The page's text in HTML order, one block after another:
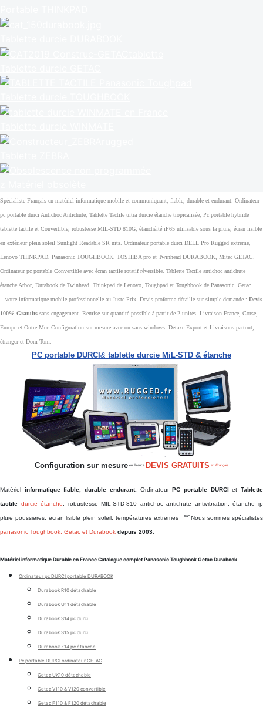
Spécialiste Français en matériel informatique mobile et communiquant, fiable, durable et endurant. Ordinateur
pc portable durci Antichoc Antichute, Tablette Tactile ultra durcie étanche tropicalisée, Pc portable hybride
tablette tactile et Convertible, robustesse MIL-STD 810G, étanchéité iP65 utilisable sous la pluie, écran lisible
en extérieur plein soleil Sunlight Readable SR nits. Ordinateur portable durci DELL Pro Rugged extreme,
Lenovo THINKPAD, Panasonic TOUGHBOOK, TOSHIBA pro et Twinhead DURABOOK, Mitac GETAC.
Ordinateur pc portable Convertible avec écran tactile rotatif réversible. Tablette Tactile antichoc antichute
étanche Arbor, Durabook de Twinhead, Thinkpad de Lenovo, Toughpad et Toughbook de Panasonic, Getac
...votre informatique mobile professionnelle au Juste Prix. Devis proforma détaillé sur simple demande : Devis
100% Gratuits sans engagement. Remise sur quantité possible à partir de 2 unités. Livraison France, Corse,
Europe et Outre Mer. Configuration sur-mesure avec ou sans windows. Détaxe Export et Livraisons partout,
étranger et Dom Tom.
PC portable DURCI & tablette durcie MiL-STD & étanche
Configuration sur mesure en France DEVIS GRATUITS en Français
Matériel informatique fiable, durable endurant. OrdinateurPC portable DURCIet Tablette
tactile durcie étanche , robustesse MIL-STD-810 antichoc antichute antivibration, étanche ip
pluie poussieres, ecran lisible plein soleil, températures extremes ...etcNous sommes spécialistes
panasonic Toughbook, Getac et Durabook depuis 2003
Matériel informatique Durable en France Catalogue complet Panasonic Toughbook Getac Durabook
Ordinateur pc DURCI portable DURABOOK
Durabook R10 détachable
Durabook U11 détachable
Durabook S14 pc durci
Durabook S15 pc durci
Durabook Z14 pc étanche
Pc portable DURCI ordinateur GETAC
Getac UX10 détachable
Getac V110 & V120 convertible
Getac F110 & F120 détachable